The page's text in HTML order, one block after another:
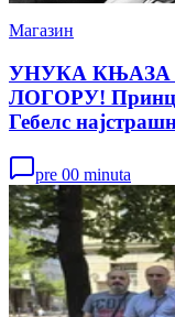
Магазин
УНУКА КЊАЗА
ЛОГОРУ!
Гебелс
pre 00 minuta